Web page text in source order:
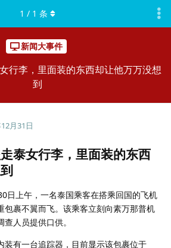
新闻大事件
行李，里面装的东西却让他万万没想
到
1 / 1 条
月31日
泰女行李，里面装的东西
日上午，一名泰国乘客在搭乘回国的飞机
包裹不翼而飞。该乘客立刻向素万那普机
人员提供口供。
装有一台追踪器，目前显示该包裹位于